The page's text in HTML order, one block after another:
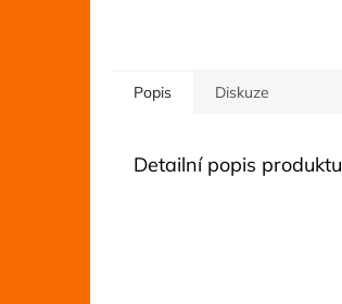
Popis Diskuze
Detailní popis produktu